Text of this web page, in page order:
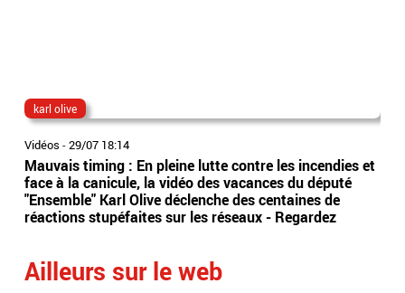
karl olive
Vidéos -29/07 18:14
Mauvais timing : En pleine lutte contre les incendies et
face à la canicule, la vidéo des vacances du député
"Ensemble" Karl Olive déclenche des centaines de
réactions stupéfaites sur les réseaux - Regardez
Ailleurs sur le web